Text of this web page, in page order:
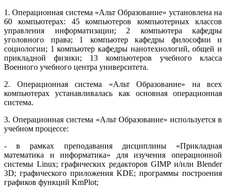
1. Операционная система «Альт Образование» установлена на
60 компьютерах: 45 компьютеров компьютерных классов
управления информатизации; 2 компьютера кафедры
уголовного права; 1 компьютер кафедры философии и
социологии; 1 компьютер кафедры нанотехнологий, общей и
прикладной физики; 13 компьютеров учебного класса
Военного учебного центра университета.
2. Операционная система «Альт Образование» на всех
компьютерах устанавливалась как основная операционная
система.
3. Операционная система «Альт Образование» используется в
учебном процессе:
- в рамках преподавания дисциплины «Прикладная
математика и информатика» для изучения операционной
системы Linux; графических редакторов GIMP и/или Blender
3D; графического приложения KDE; программы построения
графиков функций KmPlot;